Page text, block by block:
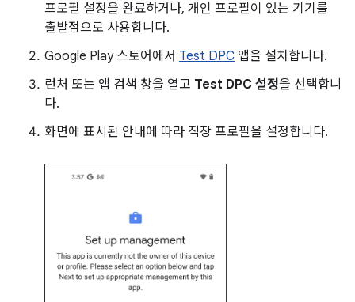
프로필 설정을 완료하거나, 개인 프로필이 있는 기기를
출발점으로 사용합니다.
Google Play 스토어에서 Test DPC 앱을 설치합니다.
런처 또는 앱 검색 창을 열고 Test DPC 설정을 선택합니
다.
화면에 표시된 안내에 따라 직장 프로필을 설정합니다.